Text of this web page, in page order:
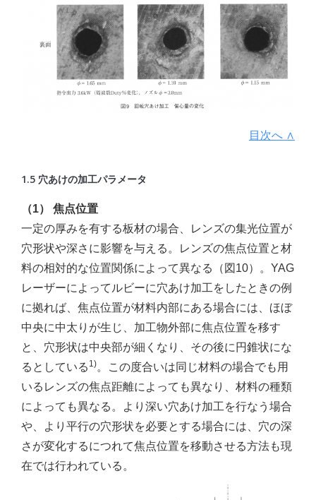
目次へ ∧
1.5 穴あけの加工パラメータ
（1） 焦点位置
一定の厚みを有する板材の場合、レンズの集光位置が
穴形状や深さに影響を与える。レンズの焦点位置と材
料の相対的な位置関係によって異なる（図10）。YAG
レーザーによってルビーに穴あけ加工をしたときの例
に拠れば、焦点位置が材料内部にある場合には、ほぼ
中央に中太りが生じ、加工物外部に焦点位置を移す
と、穴形状は中央部が細くなり、その後に円錐状にな
るとしている 1)。この度合いは同じ材料の場合でも用
いるレンズの焦点距離によっても異なり、材料の種類
によっても異なる。より深い穴あけ加工を行なう場合
や、より平行の穴形状を必要とする場合には、穴の深
さが変化するにつれて焦点位置を移動させる方法も現
在では行われている。